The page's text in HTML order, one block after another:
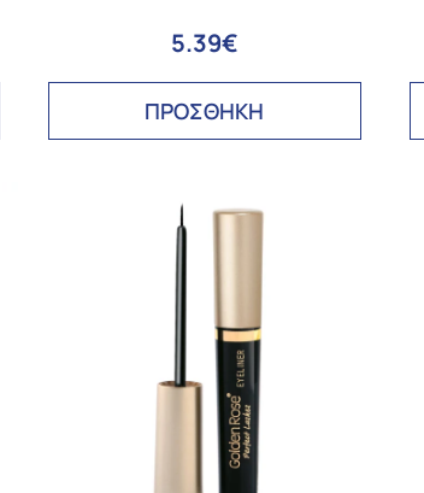
5.39€
ΠΡΟΣΘΗΚΗ